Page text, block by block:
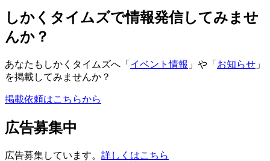
しかくタイムズで情報発信してみませ
んか？
あなたもしかくタイムズへ「 イベント情報 」や「 お知らせ 」
を掲載してみませんか？
掲載依頼はこちらから
広告募集中
広告募集しています。 詳しくはこちら